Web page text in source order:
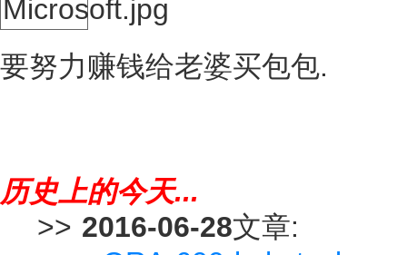
要努力赚钱给老婆买包包.
历史上的今天...
>> 2016-06-28文章: